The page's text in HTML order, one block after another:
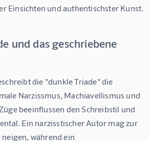
Einsichten und authentischster Kunst.
und das geschriebene
die "dunkle Triade" die
Narzissmus, Machiavellismus und
beeinflussen den Schreibstil und
Ein narzisstischer Autor mag zur
während ein